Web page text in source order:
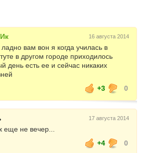
16 августа 2014
вам вон я когда училась в
в другом городе приходилось
день есть ее и сейчас никаких
+3
0
17 августа 2014
еще не вечер...
+4
0